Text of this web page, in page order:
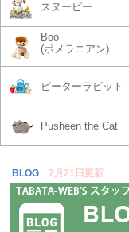
スヌーピー
Boo
(ポメラニアン)
ピーターラビット
Pusheen the Cat
BLOG 7月21日更新